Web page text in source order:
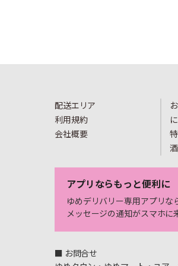
配送エリア
利用規約
会社概要
アプリならもっと便利に
ゆめデリバリー専用アプリな
メッセージの通知がスマホに
■ お問合せ